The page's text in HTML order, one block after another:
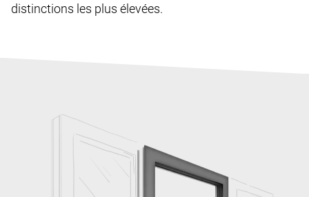
distinctions les plus élevées.